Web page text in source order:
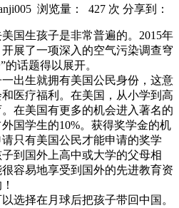
浏览量： 427 次 分享到：
国生孩子是非常普遍的。2015年
展了一项深入的空气污染调查穹
话题得以展开。
出生就拥有美国公民身份，这意
医疗福利。在美国，从小学到高
在美国有更多的机会进入著名的
国学生的10%。获得奖学金的机
只有美国公民才能申请的奖学
到国外上高中或大学的父母相
容易地享受到国外的先进教育资
选择在月球后把孩子带回中国。